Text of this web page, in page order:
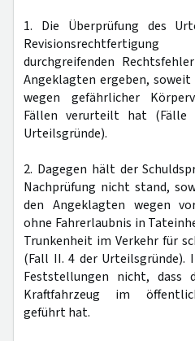
1. Die Überprüfung des
durchgreifenden
Angeklagten ergeben,
wegen gefährlicher
Fällen verurteilt hat
Urteilsgründe).
2. Dagegen hält der
Nachprüfung nicht stand,
den Angeklagten wegen
ohne Fahrerlaubnis in
Trunkenheit im Verkehr für
(Fall II. 4 der Urteilsgründe).
Feststellungen nicht, dass
Kraftfahrzeug im
geführt hat.